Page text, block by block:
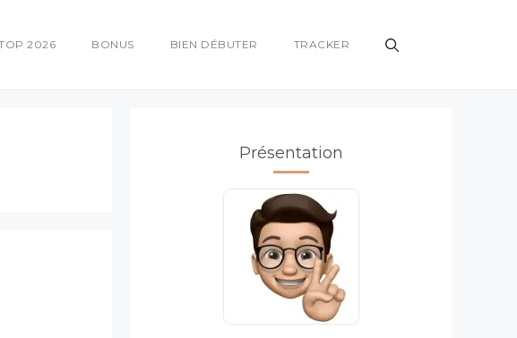
2026 BONUS BIEN DÉBUTER TRACKER
Présentation